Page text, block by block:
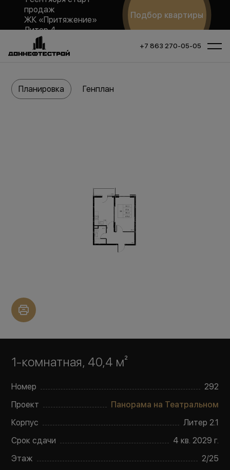
продаж
ЖК «Притяжение»
Литер 4
Подбор квартиры
+7 863 270-05-05
1-комнатная, 40,4 м²
Номер
292
Проект
Панорама на Театральном
Корпус
Литер 2.1
Срок сдачи
4 кв. 2029 г.
Этаж
2/25
Планировка Генплан